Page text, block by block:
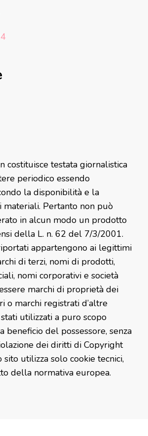
costituisce testata giornalistica
periodico essendo
la disponibilità e la
Pertanto non può
in alcun modo un prodotto
della L. n. 62 del 7/3/2001.
appartengono ai legittimi
di terzi, nomi di prodotti,
nomi corporativi e società
marchi di proprietà dei
o marchi registrati d’altre
utilizzati a puro scopo
beneficio del possessore, senza
dei diritti di Copyright
sito utilizza solo cookie tecnici,
della normativa europea.